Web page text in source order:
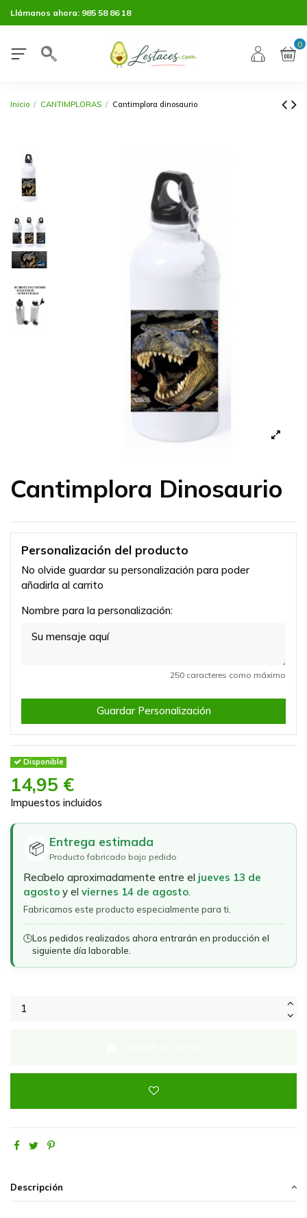
Llámanos ahora: 985 58 86 18
0
Inicio CANTIMPLORAS Cantimplora dinosaurio
Cantimplora Dinosaurio
Personalización del producto
No olvide guardar su personalización para poder
añadirla al carrito
Nombre para la personalización:
250 caracteres como máximo
Guardar Personalización
Disponible
14,95 €
Impuestos incluidos
📦 Entrega estimada
Producto fabricado bajo pedido
Recíbelo aproximadamente entre el jueves 13 de
agosto y el viernes 14 de agosto.
Fabricamos este producto especialmente para ti.
🕒Los pedidos realizados ahora entrarán en producción el
siguiente día laborable.
Descripción